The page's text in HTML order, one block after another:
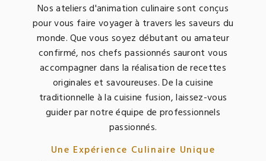
Nos ateliers d'animation culinaire sont conçus
pour vous faire voyager à travers les saveurs du
monde. Que vous soyez débutant ou amateur
confirmé, nos chefs passionnés sauront vous
accompagner dans la réalisation de recettes
originales et savoureuses. De la cuisine
traditionnelle à la cuisine fusion, laissez-vous
guider par notre équipe de professionnels
passionnés.
Une Expérience Culinaire Unique